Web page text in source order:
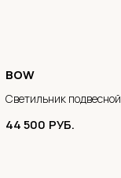
BOW
Светильник подвесной
44 500 РУБ.